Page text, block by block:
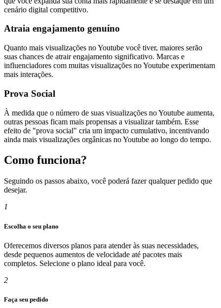
cenário digital competitivo.
Atraia engajamento genuíno
Quanto mais visualizações no Youtube você tiver, maiores serão
suas chances de atrair engajamento significativo. Marcas e
influenciadores com muitas visualizações no Youtube experimentam
mais interações.
Prova Social
À medida que o número de suas visualizações no Youtube aumenta,
outras pessoas ficam mais propensas a visualizar também. Esse
efeito de "prova social" cria um impacto cumulativo, incentivando
ainda mais visualizações orgânicas no Youtube ao longo do tempo.
Como funciona?
Seguindo os passos abaixo, você poderá fazer qualquer pedido que
desejar.
1
Escolha o seu plano
Oferecemos diversos planos para atender às suas necessidades,
desde pequenos aumentos de velocidade até pacotes mais
completos. Selecione o plano ideal para você.
2
Faça seu pedido